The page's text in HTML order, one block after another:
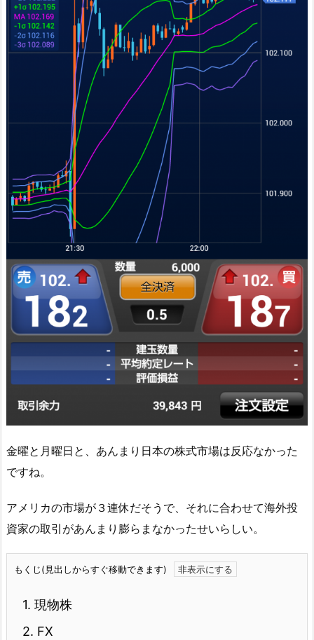
金曜と月曜日と、あんまり日本の株式市場は反応なかった
ですね。
アメリカの市場が３連休だそうで、それに合わせて海外投
資家の取引があんまり膨らまなかったせいらしい。
もくじ(見出しからすぐ移動できます)
1. 現物株
2. FX